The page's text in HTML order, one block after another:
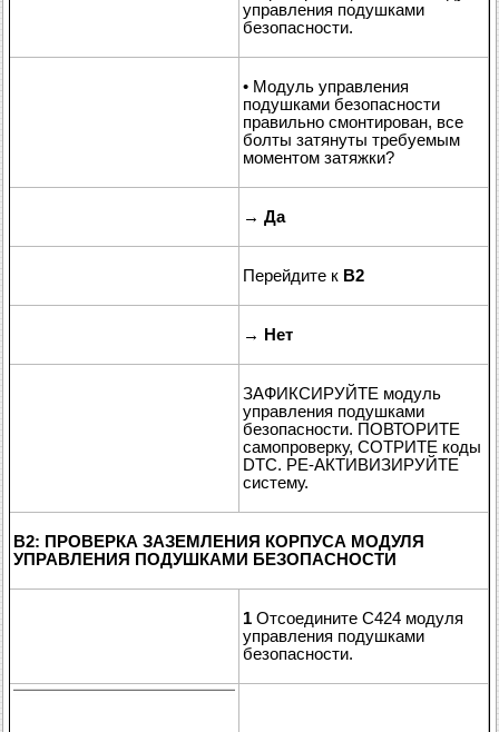
управления подушками
безопасности.
• Модуль управления
подушками безопасности
правильно смонтирован, все
болты затянуты требуемым
моментом затяжки?
→ Да
Перейдите к B2
→ Нет
ЗАФИКСИРУЙТЕ модуль
управления подушками
безопасности. ПОВТОРИТЕ
самопроверку, СОТРИТЕ коды
DTC. РЕ-АКТИВИЗИРУЙТЕ
систему.
B2: ПРОВЕРКА ЗАЗЕМЛЕНИЯ КОРПУСА МОДУЛЯ
УПРАВЛЕНИЯ ПОДУШКАМИ БЕЗОПАСНОСТИ
1 Отсоедините C424 модуля
управления подушками
безопасности.